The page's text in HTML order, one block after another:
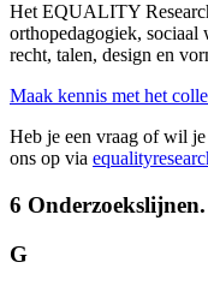
Het EQUALITY
orthopedagogiek,
recht, talen, design en
Maak kennis met het
Heb je een vraag of wil
ons op via
6 Onderzoekslijnen.
G